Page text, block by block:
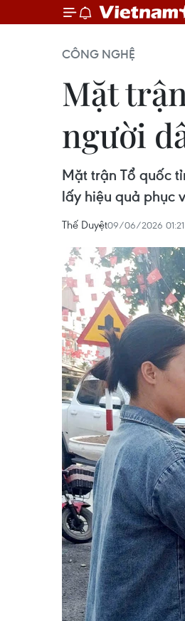
CÔNG NGHỆ
Mặt
người
Mặt trận Tổ quốc
lấy hiệu quả phục
Thế Duyệt09/06/2026 01:21